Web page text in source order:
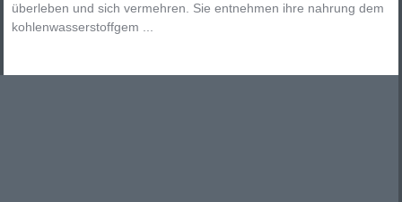
überleben und sich vermehren. Sie entnehmen ihre nahrung dem
kohlenwasserstoffgem ...